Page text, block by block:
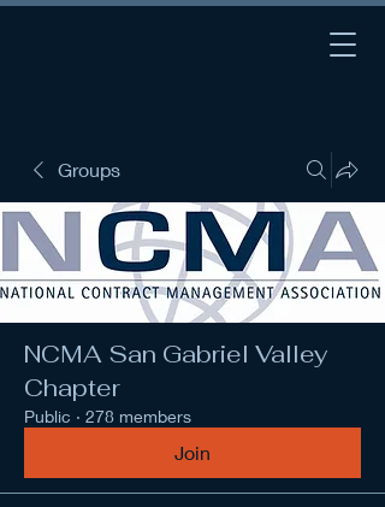
Groups
NCMA San Gabriel Valley
Chapter
Public · 278 members
Join